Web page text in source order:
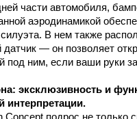
части автомобиля,
аэродинамикой
В нем также
датчик — он позволяет
под ним, если ваши руки
эксклюзивность и
интерпретации.